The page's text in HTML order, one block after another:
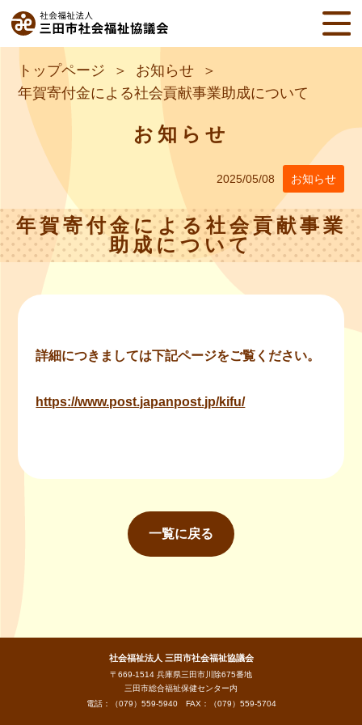
トップページ
お知らせ
年賀寄付金による社会貢献事業助成について
お知らせ
2025/05/08 お知らせ
年賀寄付金による社会貢献事業
助成について
詳細につきましては下記ページをご覧ください。
https://www.post.japanpost.jp/kifu/
一覧に戻る
社会福祉法人 三田市社会福祉協議会
〒669-1514 兵庫県三田市川除675番地
三田市総合福祉保健センター内
電話：
（079）559-5940FAX：（079）559-5704